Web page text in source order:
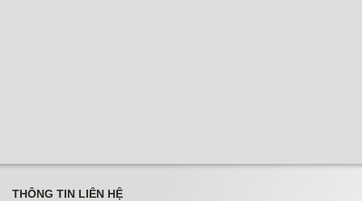
THÔNG TIN LIÊN HỆ